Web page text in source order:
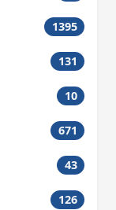
1395
131
10
671
43
126